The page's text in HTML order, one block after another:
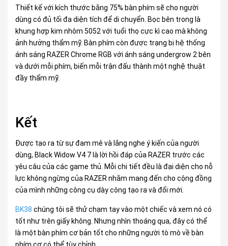
Thiết kế với kích thước bằng 75% bàn phím sẽ cho người
dùng có đủ tối đa diện tích để di chuyển. Bọc bên trong là
khung hợp kim nhôm 5052 với tuổi thọ cực kì cao mà không
ảnh hưởng thẩm mỹ. Bàn phím còn được trạng bị hệ thống
ánh sáng RAZER Chrome RGB với ánh sáng undergrow 2 bên
và dưới mỗi phím, biến mỗi trận đấu thành một nghệ thuật
đầy thẩm mỹ.
Kết
Được tạo ra từ sự đam mê và lắng nghe ý kiến của người
dùng, Black Widow V4 7 là lời hồi đáp của RAZER trước các
yêu câu của các game thủ. Mỗi chi tiết đều là đại diện cho nỗ
lực không ngừng của RAZER nhằm mang đến cho cộng đồng
của mình những công cụ dày công tạo ra và đổi mới.
BK38 chúng tôi sẽ thử chạm tay vào một chiếc và xem nó có
tốt như trên giấy không. Nhưng nhìn thoáng qua, đây có thể
là một bàn phím cơ bản tốt cho những người tò mò về bàn